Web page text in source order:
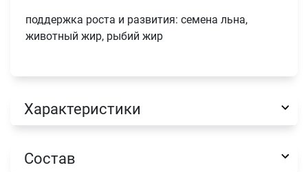
поддержка роста и развития: семена льна,
животный жир, рыбий жир
Характеристики
Состав
Имя
Телефон